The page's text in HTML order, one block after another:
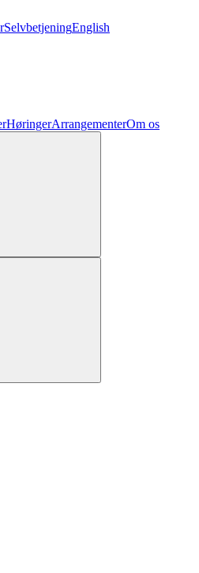
SelvbetjeningEnglish
HøringerArrangementerOm os